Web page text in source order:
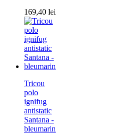
169,40 lei
Tricou
polo
ignifug
antistatic
Santana -
bleumarin